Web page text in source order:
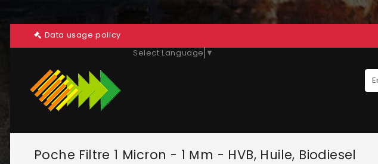
Data usage policy
Select Language ▼
Poche Filtre 1 Micron - 1 Μm - HVB, Huile, Biodiesel